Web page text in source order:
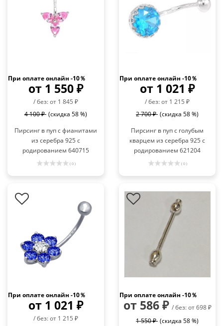
При оплате онлайн -10％
от 1 550 ₽
/ без: от 1 845 ₽
4 100 ₽ (скидка 58 %)
Пирсинг в пуп с фианитами
из серебра 925 с
родированием 640715
( 0 )
При оплате онлайн -10％
от 1 021 ₽
/ без: от 1 215 ₽
2 700 ₽ (скидка 58 %)
Пирсинг в пуп с голубым
кварцем из серебра 925 с
родированием 621204
( 0 )
При оплате онлайн -10％
от 1 021 ₽
/ без: от 1 215 ₽
При оплате онлайн -10％
от 586 ₽ / без: от 698 ₽
1 550 ₽ (скидка 58 %)